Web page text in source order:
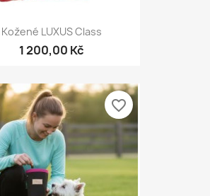
Kožené LUXUS Class
1 200,00 Kč
favorite_border